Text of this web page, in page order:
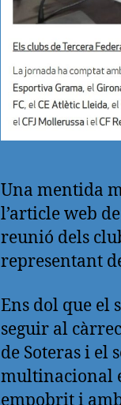
Una mentida
l’article web
reunió dels
representant
Ens dol que el
seguir al
de Soteras i el
multinacional